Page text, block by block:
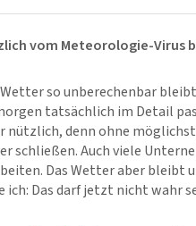
vom Meteorologie-Virus
so unberechenbar
tatsächlich im Detail
nützlich, denn ohne
schließen. Auch viele
Das Wetter aber bleibt
Das darf jetzt nicht wahr